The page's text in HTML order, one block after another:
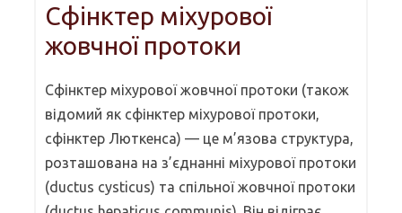
Сфінктер міхурової
жовчної протоки
Сфінктер міхурової жовчної протоки (також
відомий як сфінктер міхурової протоки,
сфінктер Люткенса) — це м’язова структура,
розташована на з’єднанні міхурової протоки
(ductus cysticus) та спільної жовчної протоки